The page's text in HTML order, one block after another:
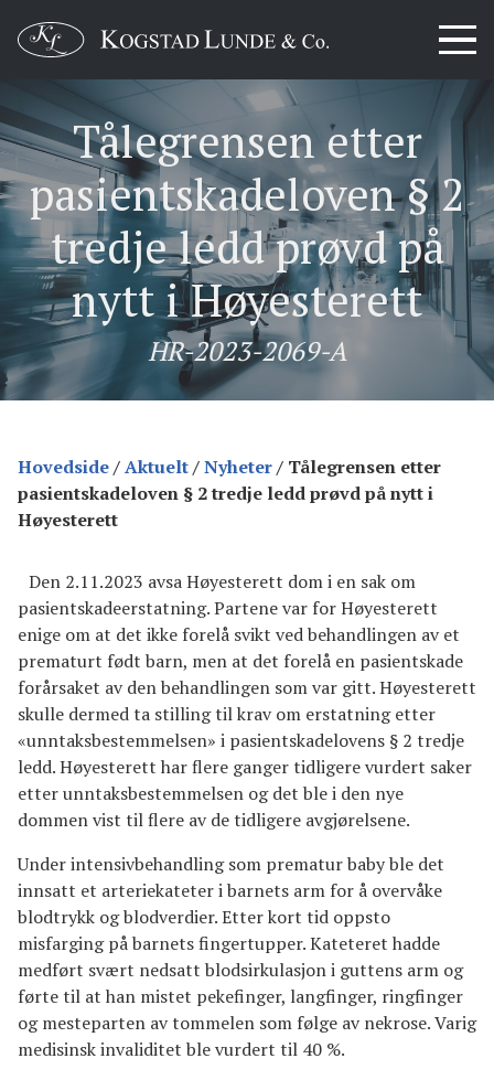
Tålegrensen etter
pasientskadeloven § 2
tredje ledd prøvd på
nytt i Høyesterett
HR-2023-2069-A
Hovedside/Aktuelt/Nyheter/ Tålegrensen etter
pasientskadeloven § 2 tredje ledd prøvd på nytt i
Høyesterett
Den 2.11.2023 avsa Høyesterett dom i en sak om
pasientskadeerstatning. Partene var for Høyesterett
enige om at det ikke forelå svikt ved behandlingen av et
prematurt født barn, men at det forelå en pasientskade
forårsaket av den behandlingen som var gitt. Høyesterett
skulle dermed ta stilling til krav om erstatning etter
«unntaksbestemmelsen» i pasientskadelovens § 2 tredje
ledd. Høyesterett har flere ganger tidligere vurdert saker
etter unntaksbestemmelsen og det ble i den nye
dommen vist til flere av de tidligere avgjørelsene.
Under intensivbehandling som prematur baby ble det
innsatt et arteriekateter i barnets arm for å overvåke
blodtrykk og blodverdier. Etter kort tid oppsto
misfarging på barnets fingertupper. Kateteret hadde
medført svært nedsatt blodsirkulasjon i guttens arm og
førte til at han mistet pekefinger, langfinger, ringfinger
og mesteparten av tommelen som følge av nekrose. Varig
medisinsk invaliditet ble vurdert til 40 %.